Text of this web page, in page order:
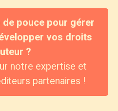
de pouce pour gérer
vos droits
?
notre expertise et
partenaires !